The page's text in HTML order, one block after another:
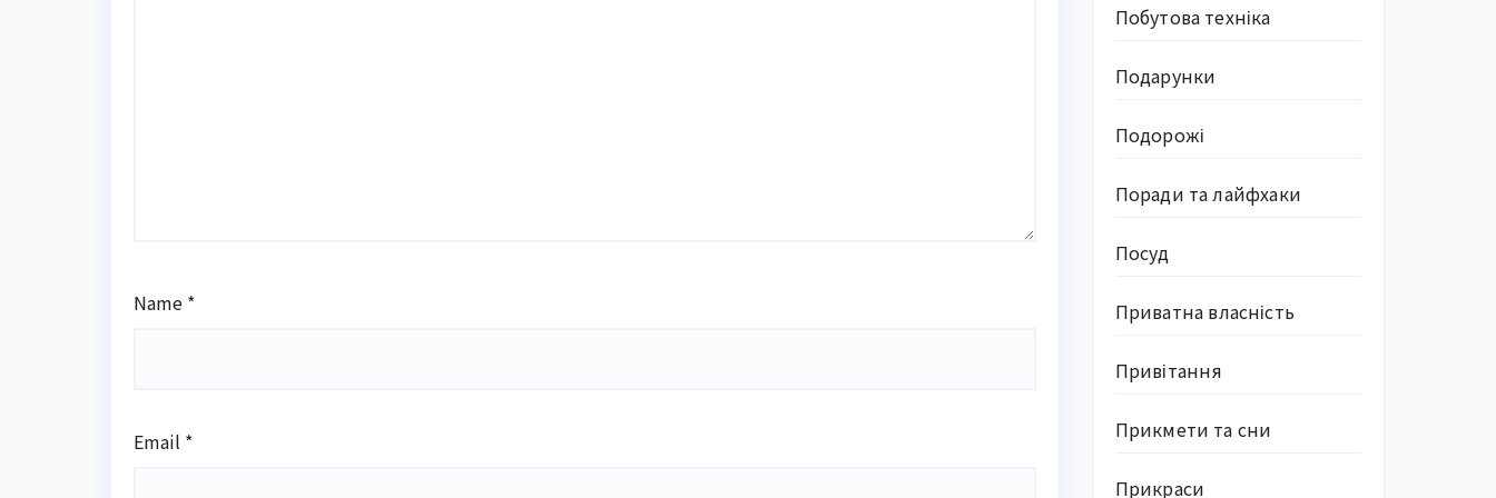
Name *
Email *
Побутова техніка
Подарунки
Подорожі
Поради та лайфхаки
Посуд
Приватна власність
Привітання
Прикмети та сни
Прикраси